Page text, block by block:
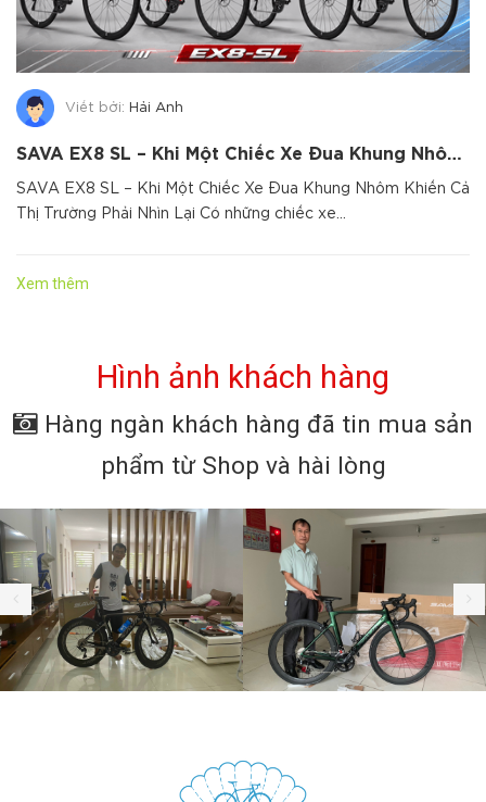
Viết bởi: Hải Anh
SAVA EX8 SL – Khi Một Chiếc Xe Đua Khung Nhôm Khiến Cả Thị Trường Phải Nhìn Lại
SAVA EX8 SL – Khi Một Chiếc Xe Đua Khung Nhôm Khiến Cả
Thị Trường Phải Nhìn Lại Có những chiếc xe...
Xem thêm
Hình ảnh khách hàng
Hàng ngàn khách hàng đã tin mua sản
phẩm từ Shop và hài lòng